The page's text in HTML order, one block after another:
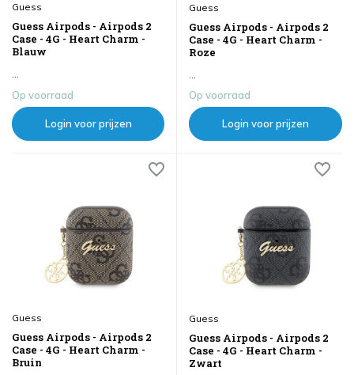
Guess
Guess Airpods - Airpods 2
Case - 4G - Heart Charm -
Blauw
...
Op voorraad
Login voor prijzen
Guess
Guess Airpods - Airpods 2
Case - 4G - Heart Charm -
Roze
...
Op voorraad
Login voor prijzen
Guess
Guess Airpods - Airpods 2
Case - 4G - Heart Charm -
Bruin
Guess
Guess Airpods - Airpods 2
Case - 4G - Heart Charm -
Zwart